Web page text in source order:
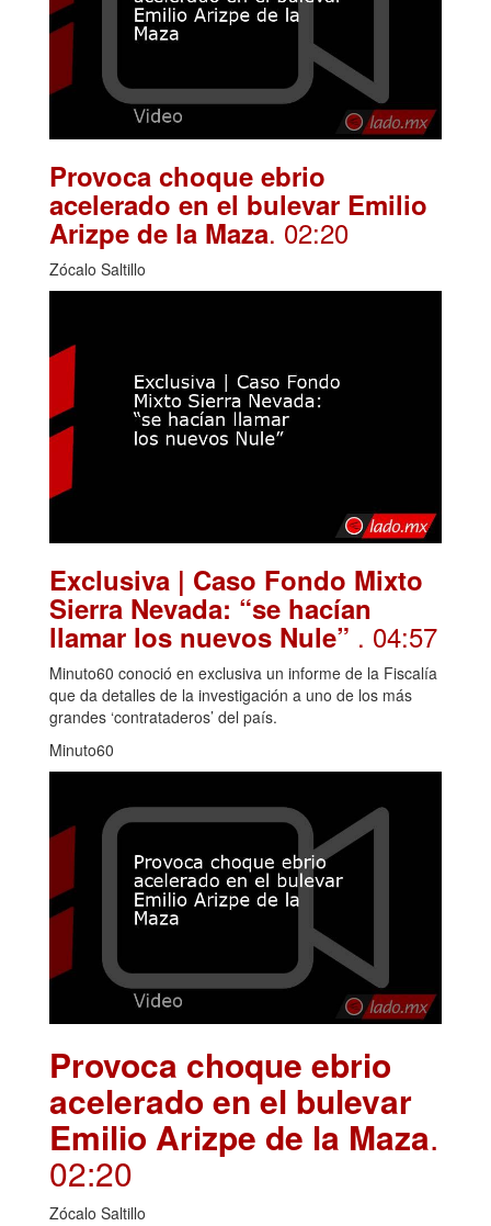
Provoca choque ebrio
acelerado en el bulevar Emilio
Arizpe de la Maza. 02:20
Zócalo Saltillo
Exclusiva | Caso Fondo Mixto
Sierra Nevada: “se hacían
llamar los nuevos Nule” . 04:57
Minuto60 conoció en exclusiva un informe de la Fiscalía
que da detalles de la investigación a uno de los más
grandes ‘contrataderos’ del país.
Minuto60
Provoca choque ebrio
acelerado en el bulevar
Emilio Arizpe de la Maza.
02:20
Zócalo Saltillo